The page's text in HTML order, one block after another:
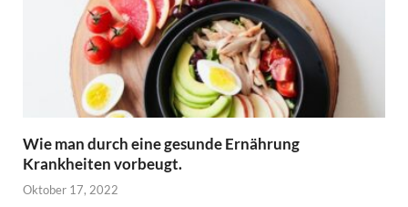
Wie man durch eine gesunde Ernährung
Krankheiten vorbeugt.
Oktober 17, 2022